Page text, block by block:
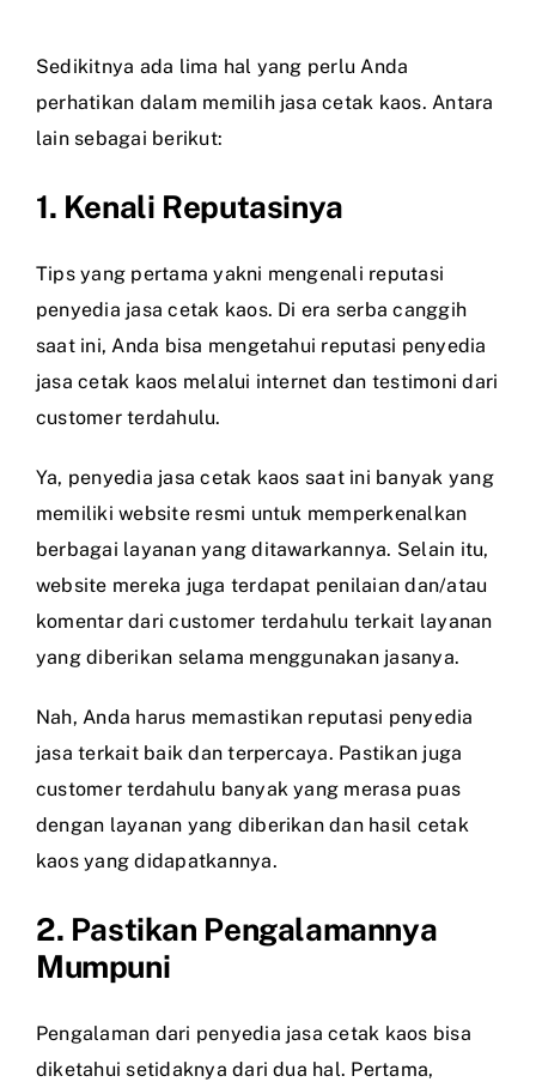
Sedikitnya ada lima hal yang perlu Anda
perhatikan dalam memilih jasa cetak kaos. Antara
lain sebagai berikut:
1. Kenali Reputasinya
Tips yang pertama yakni mengenali reputasi
penyedia jasa cetak kaos. Di era serba canggih
saat ini, Anda bisa mengetahui reputasi penyedia
jasa cetak kaos melalui internet dan testimoni dari
customer terdahulu.
Ya, penyedia jasa cetak kaos saat ini banyak yang
memiliki website resmi untuk memperkenalkan
berbagai layanan yang ditawarkannya. Selain itu,
website mereka juga terdapat penilaian dan/atau
komentar dari customer terdahulu terkait layanan
yang diberikan selama menggunakan jasanya.
Nah, Anda harus memastikan reputasi penyedia
jasa terkait baik dan terpercaya. Pastikan juga
customer terdahulu banyak yang merasa puas
dengan layanan yang diberikan dan hasil cetak
kaos yang didapatkannya.
2. Pastikan Pengalamannya
Mumpuni
Pengalaman dari penyedia jasa cetak kaos bisa
diketahui setidaknya dari dua hal. Pertama,